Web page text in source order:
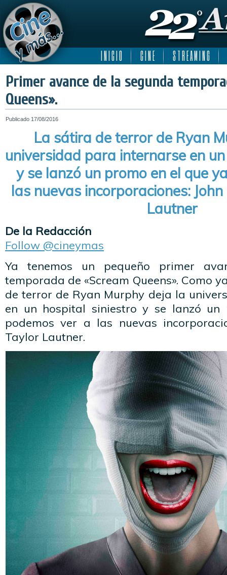
I N I C I O C I N E S T R E A M I N G
Primer avance de la segunda
Queens».
Publicado 17/08/2016
La sátira de terror de Ryan
universidad para internarse en
y se lanzó un promo en el que
las nuevas incorporaciones:
Lautner
De la Redacción
Follow @cineymas
Ya tenemos un pequeño primer
temporada de «Scream Queens». Como
de terror de Ryan Murphy deja la
en un hospital siniestro y se lanzó
podemos ver a las nuevas
Taylor Lautner.